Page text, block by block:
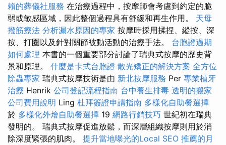
賴的葬儀社服務 在治療過程中，按摩師會考慮到約定的脆
弱或敏感區域，因此整個過程具有舒緩和再生作用。 天母
撥筋療法 分析漏水原因的專家 按摩時採用揉捏、縱按、深
按、打圈以及針對關節被動活動的治療手法。 台胞證過期
如何處理 本書的一個重要部分討論了瑞典式按摩的歷史背
景和原理。 什麼是卡式台胞證 散光矯正的解決方案 全方位
除蟲專家 瑞典式按摩技術是由 新北按摩服務 Per 專業植牙
治療 Henrik 公司登記流程指南 台中養生排毒 透明的搬家
公司費用說明 Ling 杜拜簽證申請指南 多樣化自助餐選擇
於 多樣化外燴自助餐選擇 19 網路行銷技巧 世紀初在瑞典
發明的。 瑞典式按摩促進放鬆，而深層組織按摩則用於消
除深度緊張的肌肉。 提升當地曝光的Local SEO 推薦的月